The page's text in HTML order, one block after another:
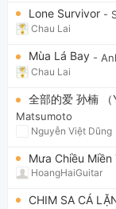
Lone Survivor -
Chau Lai
Mùa Lá Bay -
Chau Lai
全部的爱 孙楠 （
Matsumoto
Nguyễn Việt Dũng
Mưa Chiều Miền
HoangHaiGuitar
CHIM SA CÁ